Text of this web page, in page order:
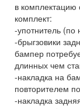
в
комплект:
-употнитель
-брыгзовики
бампер
длинных чем
-накладка на
повторителем
-накладка